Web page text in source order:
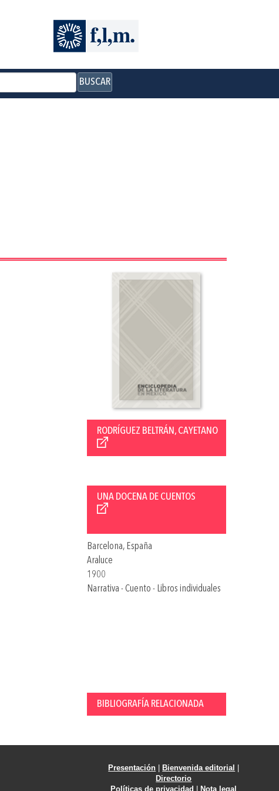
BUSCAR
RODRÍGUEZ BELTRÁN, CAYETANO
UNA DOCENA DE CUENTOS
Barcelona, España
Araluce
1900
Narrativa - Cuento - Libros individuales
BIBLIOGRAFÍA RELACIONADA
Presentación Bienvenida editorial
Directorio
Políticas de privacidad
Nota legal